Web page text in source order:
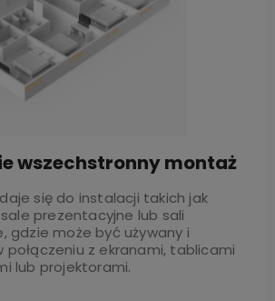
wszechstronny montaż
się do instalacji takich jak
prezentacyjne lub sali
gdzie może być używany i
połączeniu z ekranami, tablicami
lub projektorami.